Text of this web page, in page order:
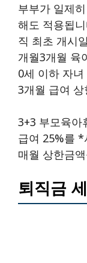
부부가 일제
해도 적용됩
직 최초 개시
개월3개월 육
0세 이하 자
3개월 급여 상
3+3 부모육아
급여 25%를 *
매월 상한금
퇴직금